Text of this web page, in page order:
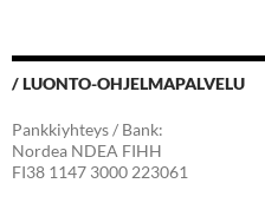
/ LUONTO-OHJELMAPALVELU
Pankkiyhteys / Bank:
Nordea NDEA FIHH
FI38 1147 3000 223061